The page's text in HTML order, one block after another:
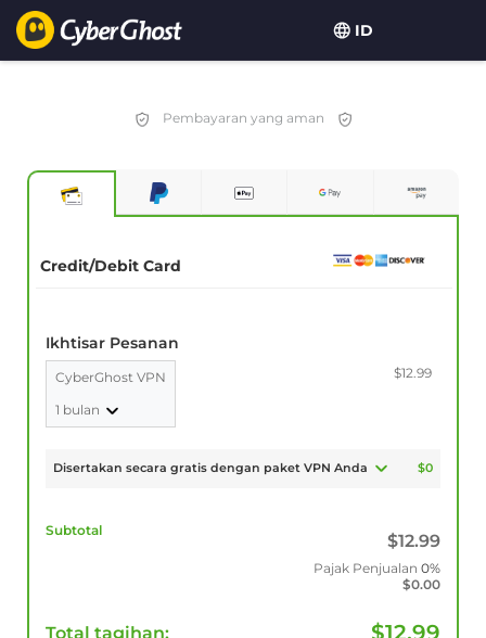
ID
Your choice:The Best Deal for 2.1666666666667-years at $
Pembayaran yang aman
Credit/Debit Card
Ikhtisar Pesanan
CyberGhost VPN
1 bulan
$12.99
Disertakan secara gratis dengan paket VPN Anda $0
Subtotal
$12.99
Pajak Penjualan 0%
$0.00
Total tagihan: